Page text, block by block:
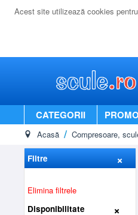
Acest site utilizează cookies
CATEGORII
Acasă Compresoare,
Filtre
Elimina filtrele
Disponibilitate